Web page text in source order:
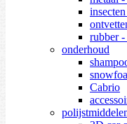
rubber
onderhoud
Cabrio